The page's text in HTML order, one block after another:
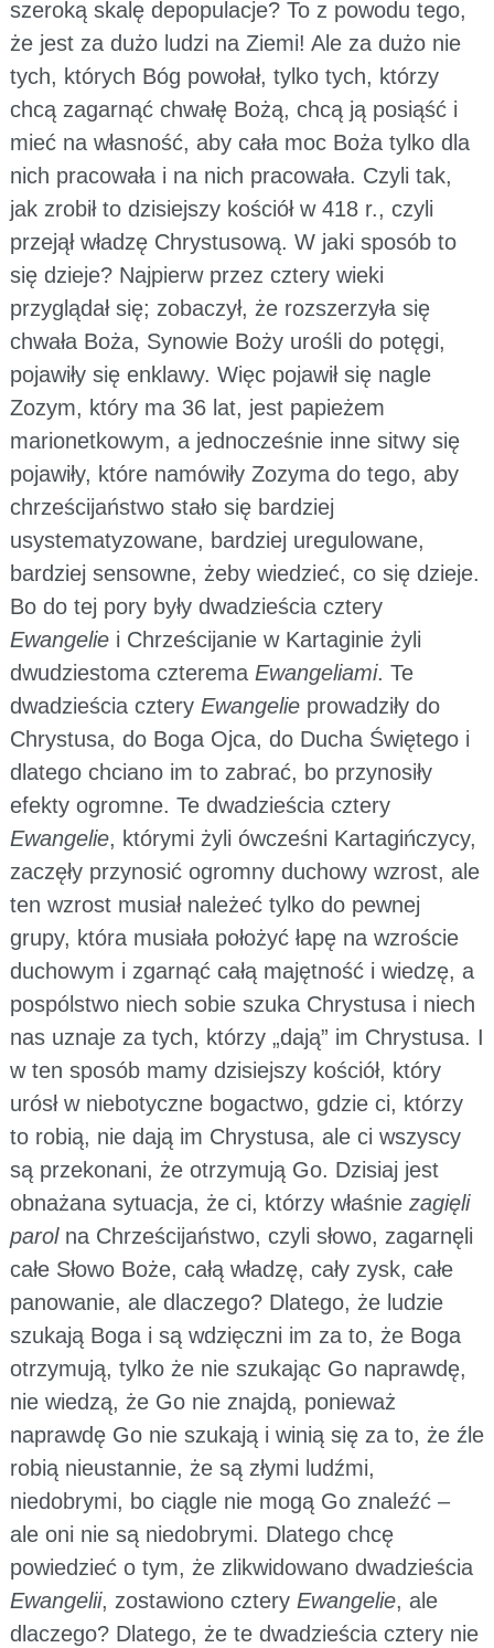
szeroką skalę depopulacje? To z powodu tego,
że jest za dużo ludzi na Ziemi! Ale za dużo nie
tych, których Bóg powołał, tylko tych, którzy
chcą zagarnąć chwałę Bożą, chcą ją posiąść i
mieć na własność, aby cała moc Boża tylko dla
nich pracowała i na nich pracowała. Czyli tak,
jak zrobił to dzisiejszy kościół w 418 r., czyli
przejął władzę Chrystusową. W jaki sposób to
się dzieje? Najpierw przez cztery wieki
przyglądał się; zobaczył, że rozszerzyła się
chwała Boża, Synowie Boży urośli do potęgi,
pojawiły się enklawy. Więc pojawił się nagle
Zozym, który ma 36 lat, jest papieżem
marionetkowym, a jednocześnie inne sitwy się
pojawiły, które namówiły Zozyma do tego, aby
chrześcijaństwo stało się bardziej
usystematyzowane, bardziej uregulowane,
bardziej sensowne, żeby wiedzieć, co się dzieje.
Bo do tej pory były dwadzieścia cztery
Ewangeliei Chrześcijanie w Kartaginie żyli
dwudziestoma czterema Ewangeliami. Te
dwadzieścia cztery Ewangelieprowadziły do
Chrystusa, do Boga Ojca, do Ducha Świętego i
dlatego chciano im to zabrać, bo przynosiły
efekty ogromne. Te dwadzieścia cztery
Ewangelie, którymi żyli ówcześni Kartagińczycy,
zaczęły przynosić ogromny duchowy wzrost, ale
ten wzrost musiał należeć tylko do pewnej
grupy, która musiała położyć łapę na wzroście
duchowym i zgarnąć całą majętność i wiedzę, a
pospólstwo niech sobie szuka Chrystusa i niech
nas uznaje za tych, którzy „dają” im Chrystusa. I
w ten sposób mamy dzisiejszy kościół, który
urósł w niebotyczne bogactwo, gdzie ci, którzy
to robią, nie dają im Chrystusa, ale ci wszyscy
są przekonani, że otrzymują Go. Dzisiaj jest
obnażana sytuacja, że ci, którzy właśnie zagięli
parolna Chrześcijaństwo, czyli słowo, zagarnęli
całe Słowo Boże, całą władzę, cały zysk, całe
panowanie, ale dlaczego? Dlatego, że ludzie
szukają Boga i są wdzięczni im za to, że Boga
otrzymują, tylko że nie szukając Go naprawdę,
nie wiedzą, że Go nie znajdą, ponieważ
naprawdę Go nie szukają i winią się za to, że źle
robią nieustannie, że są złymi ludźmi,
niedobrymi, bo ciągle nie mogą Go znaleźć –
ale oni nie są niedobrymi. Dlatego chcę
powiedzieć o tym, że zlikwidowano dwadzieścia
Ewangelii, zostawiono cztery Ewangelie, ale
dlaczego? Dlatego, że te dwadzieścia cztery nie